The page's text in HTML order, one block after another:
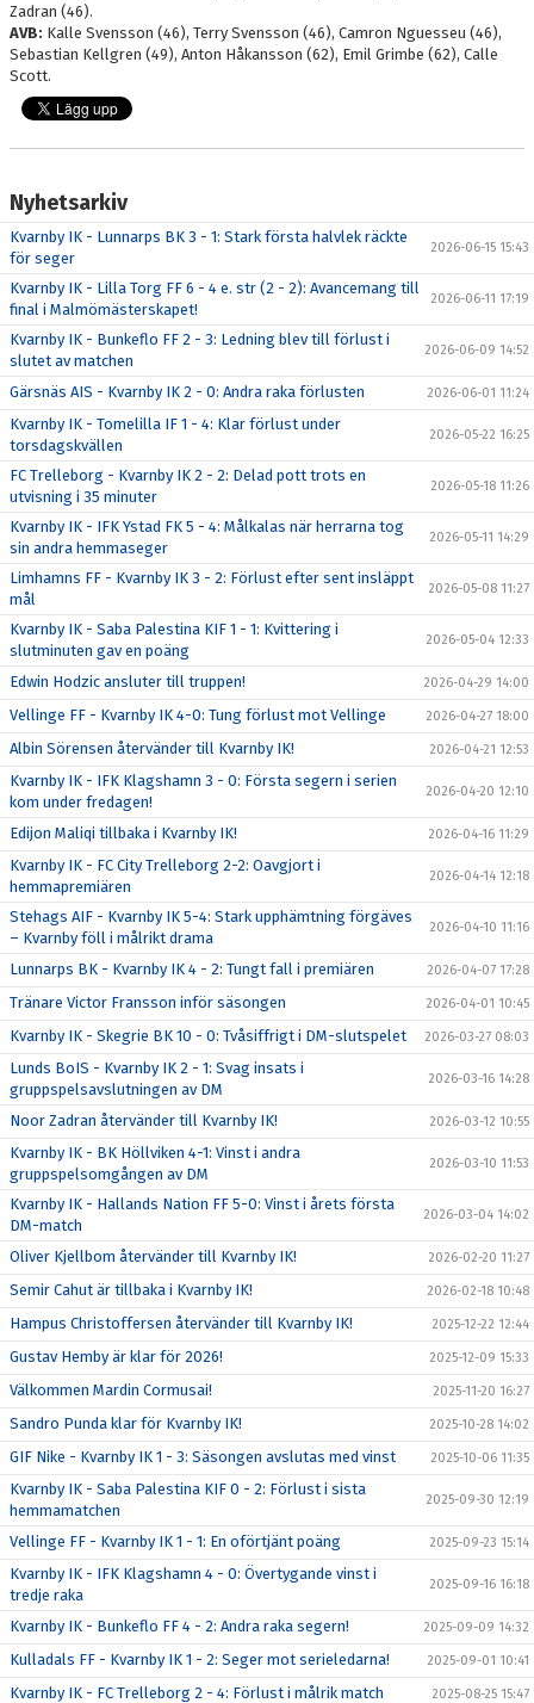
Zadran (46).
AVB: Kalle Svensson (46), Terry Svensson (46), Camron Nguesseu (46),
Sebastian Kellgren (49), Anton Håkansson (62), Emil Grimbe (62), Calle
Scott.
Nyhetsarkiv
Kvarnby IK - Lunnarps BK 3 - 1: Stark första halvlek räckte
för seger
2026-06-15 15:43
Kvarnby IK - Lilla Torg FF 6 - 4 e. str (2 - 2): Avancemang till
final i Malmömästerskapet!
2026-06-11 17:19
Kvarnby IK - Bunkeflo FF 2 - 3: Ledning blev till förlust i
slutet av matchen
2026-06-09 14:52
Gärsnäs AIS - Kvarnby IK 2 - 0: Andra raka förlusten 2026-06-01 11:24
Kvarnby IK - Tomelilla IF 1 - 4: Klar förlust under
torsdagskvällen
2026-05-22 16:25
FC Trelleborg - Kvarnby IK 2 - 2: Delad pott trots en
utvisning i 35 minuter
2026-05-18 11:26
Kvarnby IK - IFK Ystad FK 5 - 4: Målkalas när herrarna tog
sin andra hemmaseger
2026-05-11 14:29
Limhamns FF - Kvarnby IK 3 - 2: Förlust efter sent insläppt
mål
2026-05-08 11:27
Kvarnby IK - Saba Palestina KIF 1 - 1: Kvittering i
slutminuten gav en poäng
2026-05-04 12:33
Edwin Hodzic ansluter till truppen! 2026-04-29 14:00
Vellinge FF - Kvarnby IK 4-0: Tung förlust mot Vellinge 2026-04-27 18:00
Albin Sörensen återvänder till Kvarnby IK! 2026-04-21 12:53
Kvarnby IK - IFK Klagshamn 3 - 0: Första segern i serien
kom under fredagen!
2026-04-20 12:10
Edijon Maliqi tillbaka i Kvarnby IK! 2026-04-16 11:29
Kvarnby IK - FC City Trelleborg 2-2: Oavgjort i
hemmapremiären
2026-04-14 12:18
Stehags AIF - Kvarnby IK 5-4: Stark upphämtning förgäves
– Kvarnby föll i målrikt drama
2026-04-10 11:16
Lunnarps BK - Kvarnby IK 4 - 2: Tungt fall i premiären 2026-04-07 17:28
Tränare Victor Fransson inför säsongen 2026-04-01 10:45
Kvarnby IK - Skegrie BK 10 - 0: Tvåsiffrigt i DM-slutspelet 2026-03-27 08:03
Lunds BoIS - Kvarnby IK 2 - 1: Svag insats i
gruppspelsavslutningen av DM
2026-03-16 14:28
Noor Zadran återvänder till Kvarnby IK! 2026-03-12 10:55
Kvarnby IK - BK Höllviken 4-1: Vinst i andra
gruppspelsomgången av DM
2026-03-10 11:53
Kvarnby IK - Hallands Nation FF 5-0: Vinst i årets första
DM-match
2026-03-04 14:02
Oliver Kjellbom återvänder till Kvarnby IK! 2026-02-20 11:27
Semir Cahut är tillbaka i Kvarnby IK! 2026-02-18 10:48
Hampus Christoffersen återvänder till Kvarnby IK! 2025-12-22 12:44
Gustav Hemby är klar för 2026! 2025-12-09 15:33
Välkommen Mardin Cormusai! 2025-11-20 16:27
Sandro Punda klar för Kvarnby IK! 2025-10-28 14:02
GIF Nike - Kvarnby IK 1 - 3: Säsongen avslutas med vinst 2025-10-06 11:35
Kvarnby IK - Saba Palestina KIF 0 - 2: Förlust i sista
hemmamatchen
2025-09-30 12:19
Vellinge FF - Kvarnby IK 1 - 1: En oförtjänt poäng 2025-09-23 15:14
Kvarnby IK - IFK Klagshamn 4 - 0: Övertygande vinst i
tredje raka
2025-09-16 16:18
Kvarnby IK - Bunkeflo FF 4 - 2: Andra raka segern! 2025-09-09 14:32
Kulladals FF - Kvarnby IK 1 - 2: Seger mot serieledarna! 2025-09-01 10:41
Kvarnby IK - FC Trelleborg 2 - 4: Förlust i målrik match 2025-08-25 15:47